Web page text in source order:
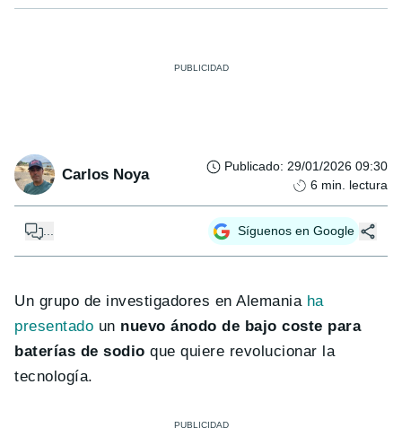
Carlos Noya Publicado: 29/01/2026 09:30
6 min. lectura
... Síguenos en Google
Un grupo de investigadores en Alemania ha
presentado un nuevo ánodo de bajo coste para
baterías de sodio que quiere revolucionar la
tecnología.